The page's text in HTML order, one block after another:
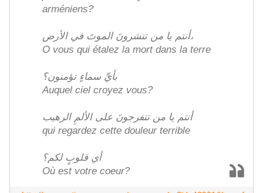
arméniens?
أنتم يا من تنشرونَ الموتَ في الأرض،
O vous qui étalez la mort dans la terre
بأيِّ سماءٍ تؤمنون؟
Auquel ciel croyez vous?
أنتم يا من تتفرجونَ على الألمِ الرهيب
qui regardez cette douleur terrible
أي قلوبٍ لكم؟
Où est votre coeur?